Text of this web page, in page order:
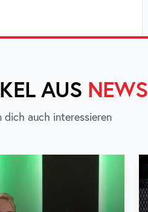
AUS NEWS
auch interessieren